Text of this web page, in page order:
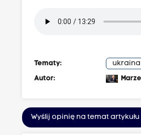
Tematy: ukraina
Autor:
Wyślij opinię na temat artykułu